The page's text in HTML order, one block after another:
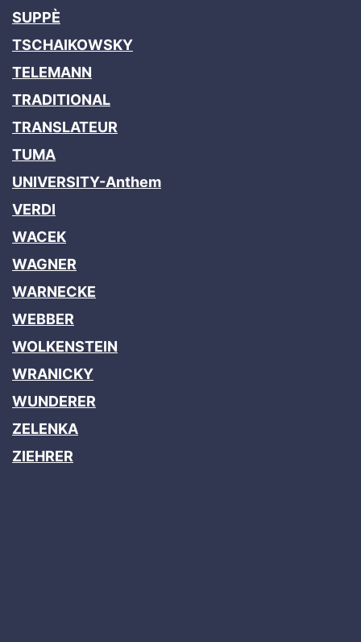
SUPPÈ
TSCHAIKOWSKY
TELEMANN
TRADITIONAL
TRANSLATEUR
TUMA
UNIVERSITY-Anthem
VERDI
WACEK
WAGNER
WARNECKE
WEBBER
WOLKENSTEIN
WRANICKY
WUNDERER
ZELENKA
ZIEHRER